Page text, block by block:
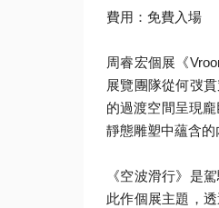
費用：免費入場
周睿宏個展《
展覽團隊從何弢
的過渡空間呈現龐
靜態雕塑中蘊含的
《空波滑行》是
此作個展主題，